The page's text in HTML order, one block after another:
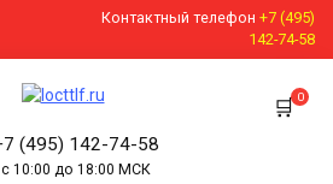
Контактный телефон +7 (495)
142-74-58
(495) 142-74-58
с 10:00 до 18:00 МСК
0